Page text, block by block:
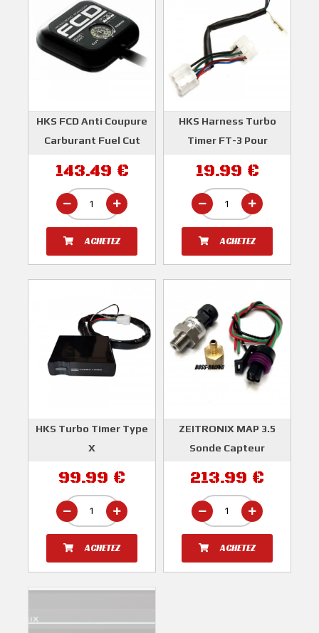
HKS FCD Anti Coupure
Carburant Fuel Cut
HKS
143.49 €
ACHETEZ
HKS Harness Turbo
Timer FT-3 Pour
09/1997-09/2000 Et
WRX / STI de 2001-
2007
HKS
19.99 €
ACHETEZ
HKS Turbo Timer Type
X
99.99 €
ACHETEZ
ZEITRONIX MAP 3.5
Sonde Capteur
(150psi)
ZEITRONIX
213.99 €
ACHETEZ